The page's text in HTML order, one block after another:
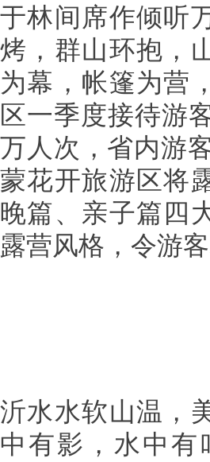
于林间席作倾听
烤，群山环抱，
为幕，帐篷为营
区一季度接待游
万人次，省内游
蒙花开旅游区将
晚篇、亲子篇四
露营风格，令游
沂水水软山温，
中有影，水中有